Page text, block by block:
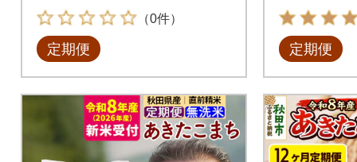
（0件）
定期便 定期便